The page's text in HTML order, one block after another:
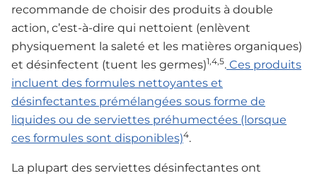
recommande de choisir des produits à double
action, c’est-à-dire qui nettoient (enlèvent
physiquement la saleté et les matières organiques)
et désinfectent (tuent les germes)1,4,5. Ces produits
incluent des formules nettoyantes et
désinfectantes prémélangées sous forme de
liquides ou de serviettes préhumectées (lorsque
ces formules sont disponibles)4.
La plupart des serviettes désinfectantes ont